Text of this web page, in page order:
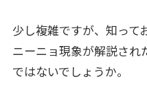
少し複雑ですが、知って
ニーニョ現象が解説され
ではないでしょうか。